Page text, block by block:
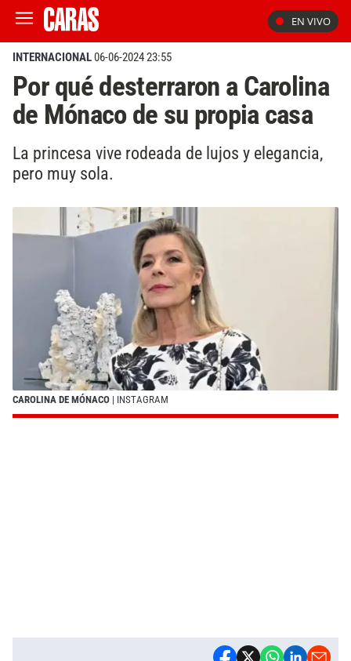
EN VIVO
INTERNACIONAL06-06-2024 23:55
Por qué desterraron a Carolina
de Mónaco de su propia casa
La princesa vive rodeada de lujos y elegancia,
pero muy sola.
CAROLINA DE MÓNACO | INSTAGRAM